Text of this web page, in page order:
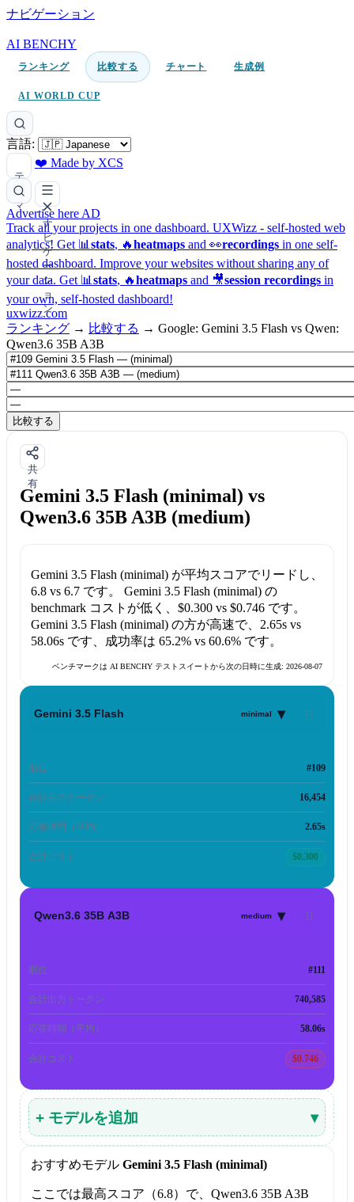
ナビゲーション
AI BENCHY
ランキング 比較する チャート 生成例
AI WORLD CUP
言語:
テ
ー
マ
❤️ Made by XCS
ナ
ビ
ゲ
ー
シ
ョ
ン
Advertise here AD
Track all your projects in one dashboard. UXWizz - self-hosted web
analytics! Get 📊 stats, 🔥heatmaps and 👀recordings in one self-
hosted dashboard. Improve your websites without sharing any of
your data. Get 📊 stats, 🔥heatmaps and 🎥session recordings in
your own, self-hosted dashboard!
uxwizz.com
ランキング → 比較する → Google: Gemini 3.5 Flash vs Qwen:
Qwen3.6 35B A3B
比較する
共
有
Gemini 3.5 Flash (minimal) vs
Qwen3.6 35B A3B (medium)
Gemini 3.5 Flash (minimal)が平均スコアでリードし、
6.8vs 6.7です。 Gemini 3.5 Flash (minimal)の
benchmark コストが低く、 $0.300vs $0.746です。
Gemini 3.5 Flash (minimal)の方が高速で、 2.65svs
58.06sです、成功率は 65.2%vs 60.6%です。
ベンチマークは AI BENCHY テストスイートから次の日時に生成: 2026-08-07
Gemini 3.5 Flash minimal ▾
順位 #109
合計出力トークン 16,454
応答時間（平均） 2.65s
合計コスト $0.300
Qwen3.6 35B A3B medium ▾
順位 #111
合計出力トークン 740,585
応答時間（平均） 58.06s
合計コスト $0.746
+ モデルを追加 ▾
おすすめモデル Gemini 3.5 Flash (minimal)
ここでは最高スコア（6.8）で、Qwen3.6 35B A3B